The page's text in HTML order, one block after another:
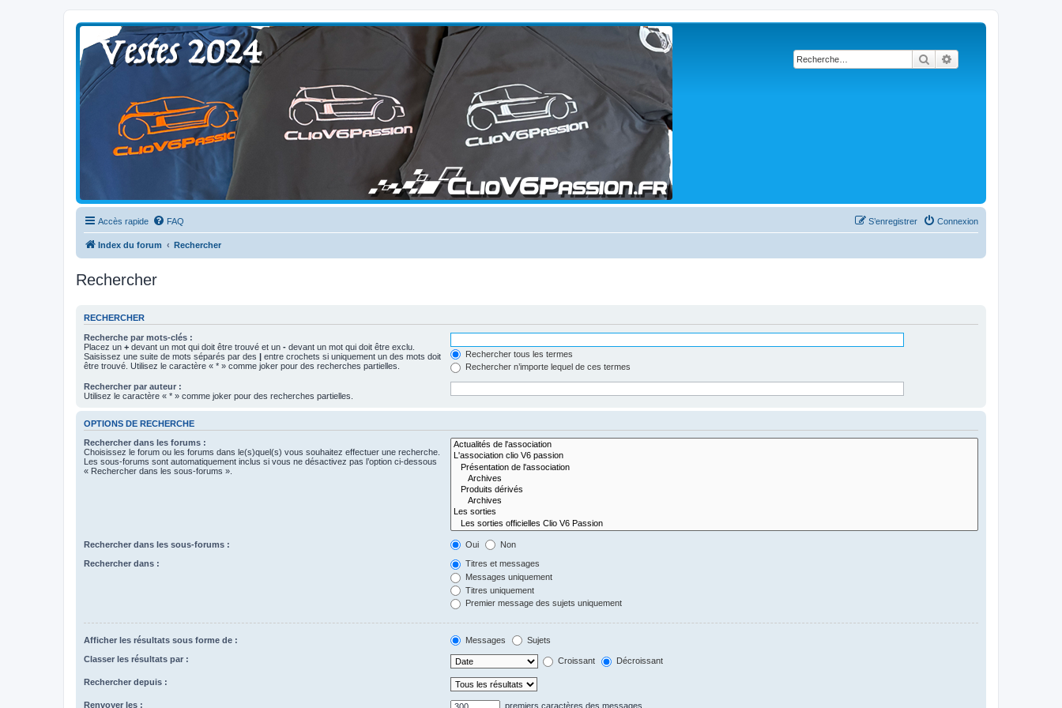
Rechercher
Clio V6 Passion
Le site français des passionnés de Clio V6
Accès rapide FAQ Connexion
S’enregistrer
Index du forum Rechercher
Rechercher
RECHERCHER
Recherche par mots-clés :
Placez un + devant un mot qui doit être trouvé et un - devant un mot qui doit être exclu.
Saisissez une suite de mots séparés par des | entre crochets si uniquement un des mots doit
être trouvé. Utilisez le caractère « * » comme joker pour des recherches partielles.
Rechercher tous les termes
Rechercher n’importe lequel de ces termes
Rechercher par auteur :
Utilisez le caractère « * » comme joker pour des recherches partielles.
OPTIONS DE RECHERCHE
Rechercher dans les forums :
Choisissez le forum ou les forums dans le(s)quel(s) vous souhaitez effectuer une recherche.
Les sous-forums sont automatiquement inclus si vous ne désactivez pas l’option ci-dessous
« Rechercher dans les sous-forums ».
Rechercher dans les sous-forums : Oui Non
Rechercher dans :
Titres et messages
Messages uniquement
Titres uniquement
Premier message des sujets uniquement
Afficher les résultats sous forme de : Messages Sujets
Classer les résultats par : Croissant Décroissant
Rechercher depuis :
Renvoyer les : premiers caractères des messages